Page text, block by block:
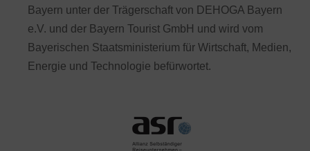
Bayern unter der Trägerschaft von DEHOGA Bayern
e.V. und der Bayern Tourist GmbH und wird vom
Bayerischen Staatsministerium für Wirtschaft, Medien,
Energie und Technologie befürwortet.